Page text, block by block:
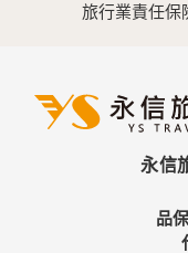
旅行業責任保
永信
品